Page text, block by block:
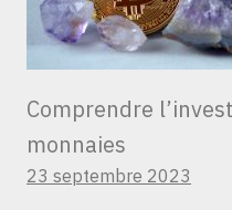
Comprendre
monnaies
23 septembre 2023